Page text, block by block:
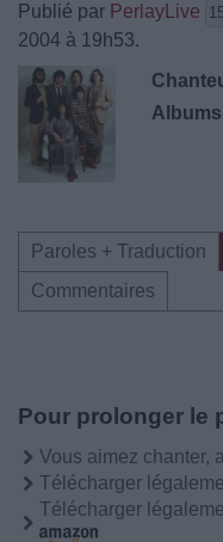
Publié par PerlayLive
2004 à 19h53.
Paroles + Traduction
Commentaires
Pour prolonger le
Vous aimez chanter,
Télécharger
Télécharger